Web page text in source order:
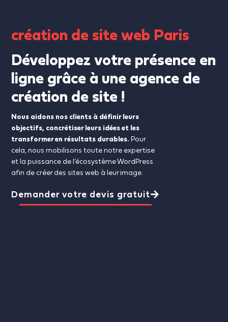
création de site web Paris
Développez votre présence en
ligne grâce à une agence de
création de site !
Nous aidons nos clients à définir leurs
objectifs, concrétiser leurs idées et les
transformer en résultats durables. Pour
cela, nous mobilisons toute notre expertise
et la puissance de l’écosystème WordPress
afin de créer des sites web à leur image.
Demander votre devis gratuit